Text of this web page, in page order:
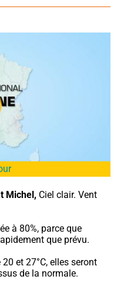
Michel, Ciel clair. Vent
à 80%, parce que
que prévu.
et 27°C, elles seront
de la normale.